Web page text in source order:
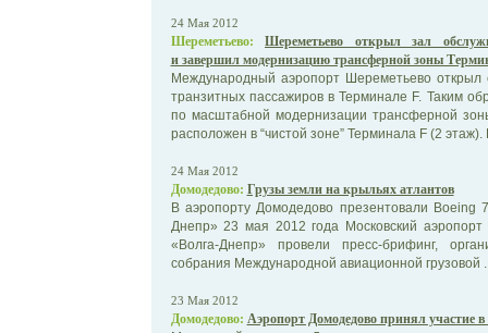
24 Мая 2012
Шереметьево:
Шереметьево открыл зал
и завершил модернизацию трансферной зоны
Международный аэропорт Шереметьево открыл
транзитных пассажиров в Терминале F. Таким
по масштабной модернизации трансферной
расположен в “чистой зоне” Терминала F (2 этаж).
24 Мая 2012
Домодедово: Грузы земли на крыльях атлантов
В аэропорту Домодедово презентовали Boeing
Днепр» 23 мая 2012 года Московский
«Волга-Днепр» провели пресс-брифинг,
собрания Международной авиационной грузовой
23 Мая 2012
Домодедово: Аэропорт Домодедово принял участие